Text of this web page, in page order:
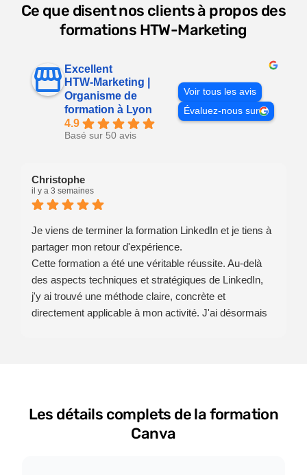
Ce que disent nos clients à propos des
formations HTW-Marketing
Excellent
HTW-Marketing |
Organisme de
formation à Lyon
4.9
Basé sur 50 avis
Voir tous les avis
Évaluez-nous sur
Christophe
il y a 3 semaines
Je viens de terminer la formation LinkedIn et je tiens à
partager mon retour d'expérience.
Cette formation a été une véritable réussite. Au-delà
des aspects techniques et stratégiques de LinkedIn,
j'y ai trouvé une méthode claire, concrète et
directement applicable à mon activité. J'ai désormais
déroulés dans une excellente ambiance,
professionnels, disponibles et toujours à l'écoute. Cet
Les détails complets de la formation
Canva